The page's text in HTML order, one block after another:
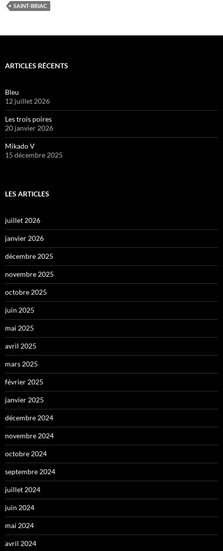
SAINT-BRIAC
ARTICLES RÉCENTS
Bleu
12 juillet 2026
Les trois poires
20 janvier 2026
Mikado V
15 décembre 2025
LES ARTICLES
juillet 2026
janvier 2026
décembre 2025
novembre 2025
octobre 2025
juin 2025
mai 2025
avril 2025
mars 2025
février 2025
janvier 2025
décembre 2024
novembre 2024
octobre 2024
septembre 2024
juillet 2024
juin 2024
mai 2024
avril 2024